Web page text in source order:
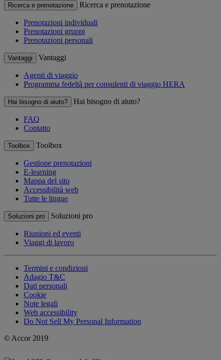
Ricerca e prenotazione Ricerca e prenotazione
Prenotazioni individuali
Prenotazioni gruppi
Prenotazioni personali
Vantaggi Vantaggi
Agenti di viaggio
Programma fedeltà per consulenti di viaggio HERA
Hai bisogno di aiuto? Hai bisogno di aiuto?
FAQ
Contatto
Toolbox Toolbox
Gestione prenotazioni
E-learning
Mappa del sito
Accessibilità web
Tutte le lingue
Soluzioni pro Soluzioni pro
Riunioni ed eventi
Viaggi di lavoro
Termini e condizioni
Adagio T&C
Dati personali
Cookie
Note legali
Web accessibility
Do Not Sell My Personal Information
© Accor 2019